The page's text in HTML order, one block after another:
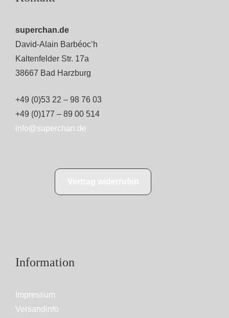
superchan.de
David-Alain Barbéoc’h
Kaltenfelder Str. 17a
38667 Bad Harzburg
+49 (0)53 22 – 98 76 03
+49 (0)177 – 89 00 514
info@superchan.de
Information
Impressum
Versandinfo